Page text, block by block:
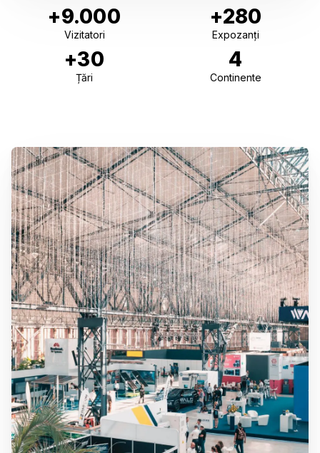
+9.000
Vizitatori
+280
Expozanți
+30
Țări
4
Continente